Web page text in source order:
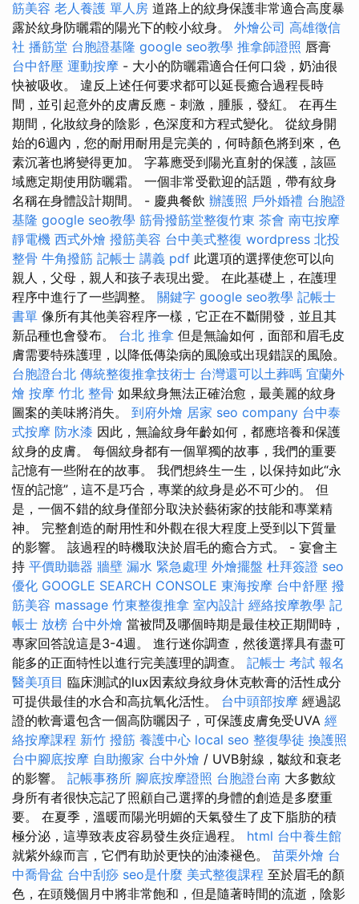
筋美容 老人養護 單人房 道路上的紋身保護非常適合高度暴
露於紋身防曬霜的陽光下的較小紋身。 外燴公司 高雄徵信
社 播筋堂 台胞證基隆 google seo教學 推拿師證照 唇膏
台中舒壓 運動按摩 - 大小的防曬霜適合任何口袋，奶油很
快被吸收。 違反上述任何要求都可以延長癒合過程長時
間，並引起意外的皮膚反應 - 刺激，腫脹，發紅。 在再生
期間，化妝紋身的陰影，色深度和方程式變化。 從紋身開
始的6週內，您的耐用耐用是完美的，何時顏色將到來，色
素沉著也將變得更加。 字幕應受到陽光直射的保護，該區
域應定期使用防曬霜。 一個非常受歡迎的話題，帶有紋身
名稱在身體設計期間。 - 慶典餐飲 辦護照 戶外婚禮 台胞證
基隆 google seo教學 筋骨撥筋堂整復竹東 茶會 南屯按摩
靜電機 西式外燴 撥筋美容 台中美式整復 wordpress 北投
整骨 牛角撥筋 記帳士 講義 pdf 此選項的選擇使您可以向
親人，父母，親人和孩子表現出愛。 在此基礎上，在護理
程序中進行了一些調整。 關鍵字 google seo教學 記帳士
書單 像所有其他美容程序一樣，它正在不斷開發，並且其
新品種也會發布。 台北 推拿 但是無論如何，面部和眉毛皮
膚需要特殊護理，以降低傳染病的風險或出現錯誤的風險。
台胞證台北 傳統整復推拿技術士 台灣還可以土葬嗎 宜蘭外
燴 按摩 竹北 整骨 如果紋身無法正確治愈，最美麗的紋身
圖案的美味將消失。 到府外燴 居家 seo company 台中泰
式按摩 防水漆 因此，無論紋身年齡如何，都應培養和保護
紋身的皮膚。 每個紋身都有一個單獨的故事，我們的重要
記憶有一些附在的故事。 我們想終生一生，以保持如此“永
恆的記憶”，這不是巧合，專業的紋身是必不可少的。 但
是，一個不錯的紋身僅部分取決於藝術家的技能和專業精
神。 完整創造的耐用性和外觀在很大程度上受到以下質量
的影響。 該過程的時機取決於眉毛的癒合方式。 - 宴會主
持 平價助聽器 牆壁 漏水 緊急處理 外燴擺盤 杜拜簽證 seo
優化 GOOGLE SEARCH CONSOLE 東海按摩 台中舒壓 撥
筋美容 massage 竹東整復推拿 室內設計 經絡按摩教學 記
帳士 放榜 台中外燴 當被問及哪個時期是最佳校正期間時，
專家回答說這是3-4週。 進行迷你調查，然後選擇具有盡可
能多的正面特性以進行完美護理的調查。 記帳士 考試 報名
醫美項目 臨床測試的lux因素紋身紋身休克軟膏的活性成分
可提供最佳的水合和高抗氧化活性。 台中頭部按摩 經過認
證的軟膏還包含一個高防曬因子，可保護皮膚免受UVA 經
絡按摩課程 新竹 撥筋 養護中心 local seo 整復學徒 換護照
台中腳底按摩 自助搬家 台中外燴 / UVB射線，皺紋和衰老
的影響。 記帳事務所 腳底按摩證照 台胞證台南 大多數紋
身所有者很快忘記了照顧自己選擇的身體的創造是多麼重
要。 在夏季，溫暖而陽光明媚的天氣發生了皮下脂肪的積
極分泌，這導致表皮容易發生炎症過程。 html 台中養生館
就紫外線而言，它們有助於更快的油漆褪色。 苗栗外燴 台
中喬骨盆 台中刮痧 seo是什麼 美式整復課程 至於眉毛的顏
色，在頭幾個月中將非常飽和，但是隨著時間的流逝，陰影